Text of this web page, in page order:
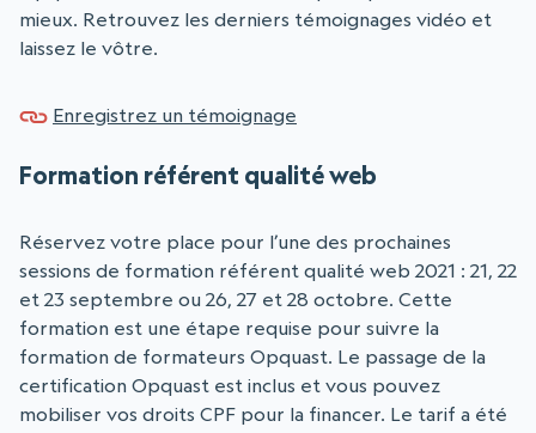
mieux. Retrouvez les derniers témoignages vidéo et
laissez le vôtre.
Enregistrez un témoignage
Formation référent qualité web
Réservez votre place pour l’une des prochaines
sessions de formation référent qualité web 2021 : 21, 22
et 23 septembre ou 26, 27 et 28 octobre. Cette
formation est une étape requise pour suivre la
formation de formateurs Opquast. Le passage de la
certification Opquast est inclus et vous pouvez
mobiliser vos droits CPF pour la financer. Le tarif a été